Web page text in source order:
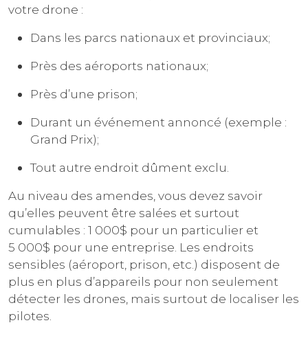
votre drone :
Dans les parcs nationaux et provinciaux;
Près des aéroports nationaux;
Près d’une prison;
Durant un événement annoncé (exemple :
Grand Prix);
Tout autre endroit dûment exclu.
Au niveau des amendes, vous devez savoir
qu’elles peuvent être salées et surtout
cumulables : 1 000$ pour un particulier et
5 000$ pour une entreprise. Les endroits
sensibles (aéroport, prison, etc.) disposent de
plus en plus d’appareils pour non seulement
détecter les drones, mais surtout de localiser les
pilotes.